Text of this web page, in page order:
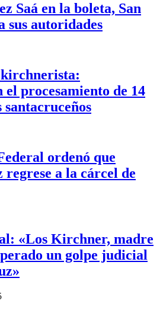
Saá en la boleta, San
sus autoridades
procesamiento de 14
ordenó que
regrese a la cárcel de
«Los Kirchner, madre
un golpe judicial